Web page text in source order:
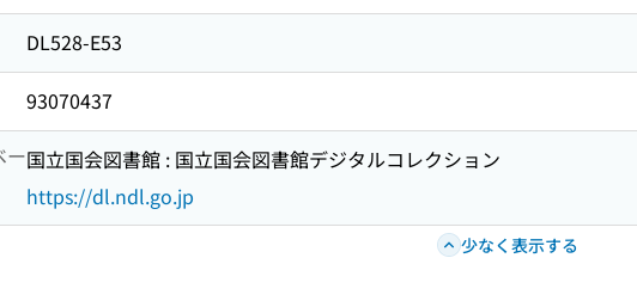
DL528-E53
93070437
ー国立国会図書館 : 国立国会図書館デジタルコレクション
https://dl.ndl.go.jp
少なく表示する